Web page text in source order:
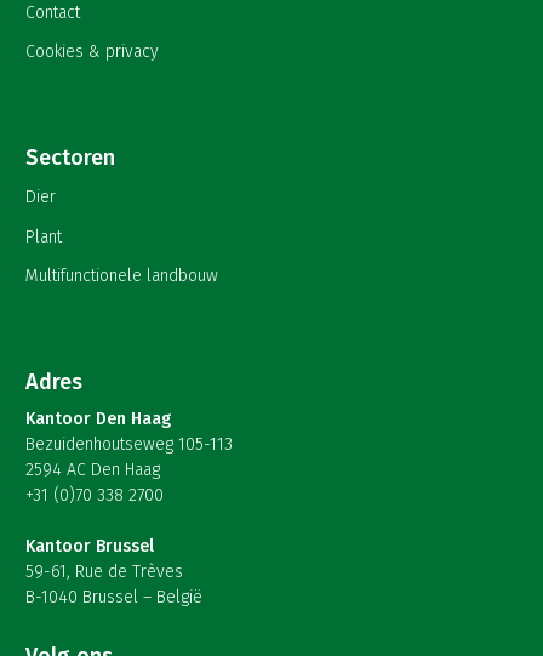
Contact
Cookies & privacy
Sectoren
Dier
Plant
Multifunctionele landbouw
Adres
Kantoor Den Haag
Bezuidenhoutseweg 105-113
2594 AC Den Haag
+31 (0)70 338 2700
Kantoor Brussel
59-61, Rue de Trèves
B-1040 Brussel – België